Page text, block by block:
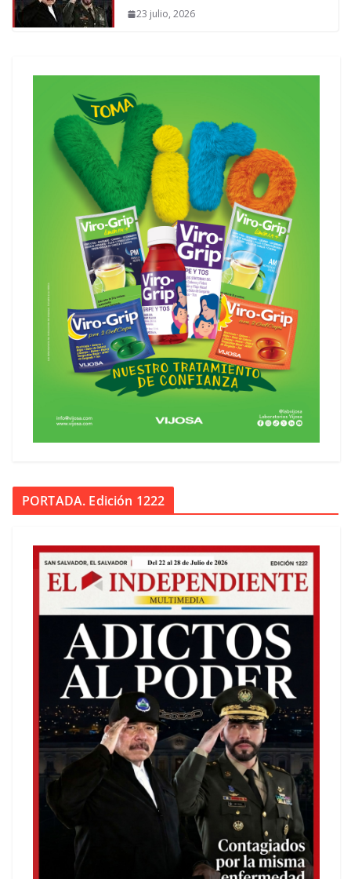
23 julio, 2026
PORTADA. Edición 1222